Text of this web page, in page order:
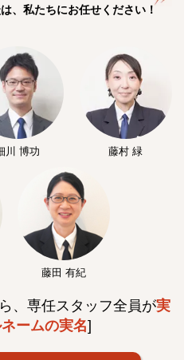
、私たちにお任せください！
川 博功 藤村 緑
藤田 有紀
、専任スタッフ全員が実
ームの実名]